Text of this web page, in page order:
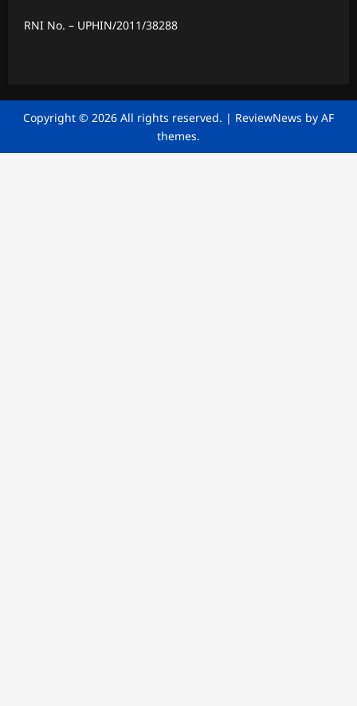
RNI No. – UPHIN/2011/38288
Copyright © 2026 All rights reserved. | ReviewNews by AF
themes.